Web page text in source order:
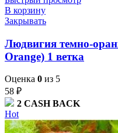
В корзину
Закрывать
Людвигия темно-
Orange) 1 ветка
Оценка 0 из 5
58 ₽
2 CASH BACK
Hot